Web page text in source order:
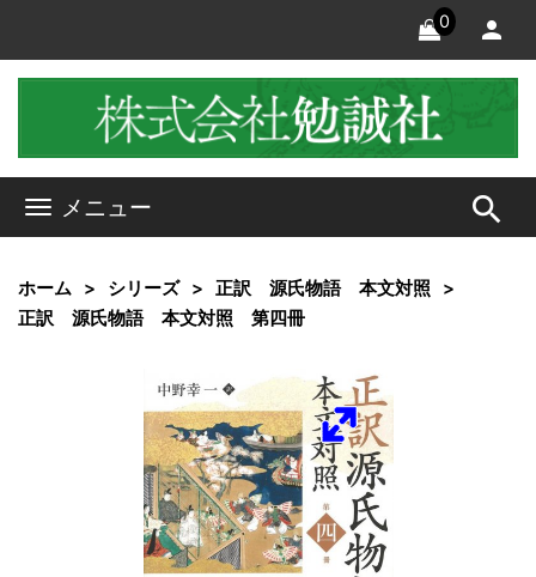
0
メニュー search
ホーム シリーズ
正訳 源氏物語 本文対照
正訳 源氏物語 本文対照 第四冊